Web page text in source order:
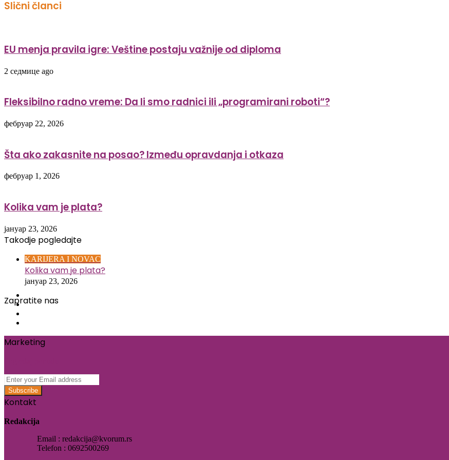
Slični članci
EU menja pravila igre: Veštine postaju važnije od diploma
2 седмице ago
Fleksibilno radno vreme: Da li smo radnici ili „programirani roboti“?
фебруар 22, 2026
Šta ako zakasnite na posao? Između opravdanja i otkaza
фебруар 1, 2026
Kolika vam je plata?
јануар 23, 2026
Takodje pogledajte
KARIJERA I NOVAC
Kolika vam je plata?
јануар 23, 2026
Zapratite nas
Twitter
Marketing
Enter
your
Email
address
Kontakt
Redakcija
Email : redakcija@kvorum.rs
Telefon : 0692500269